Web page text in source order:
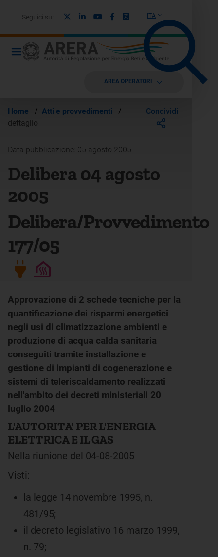
ITA
Seguici su: LinkedinYoutubeFacebook
Instagram
AREA OPERATORI
Home / Atti e provvedimenti
/
dettaglio
Condividi
Data pubblicazione: 05 agosto 2005
Delibera 04 agosto
2005
Delibera/Provvedimento
177/05
Approvazione di 2 schede tecniche per la
quantificazione dei risparmi energetici
negli usi di climatizzazione ambienti e
produzione di acqua calda sanitaria
conseguiti tramite installazione e
gestione di impianti di cogenerazione e
sistemi di teleriscaldamento realizzati
nell'ambito dei decreti ministeriali 20
luglio 2004
L'AUTORITA' PER L'ENERGIA
ELETTRICA E IL GAS
Nella riunione del 04-08-2005
Visti:
la legge 14 novembre 1995, n.
481/95;
il decreto legislativo 16 marzo 1999,
n. 79;